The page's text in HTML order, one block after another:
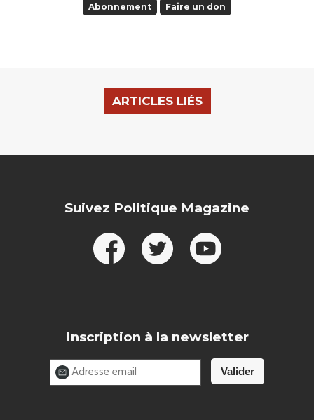
Abonnement Faire un don
ARTICLES LIÉS
Suivez Politique Magazine
Inscription à la newsletter